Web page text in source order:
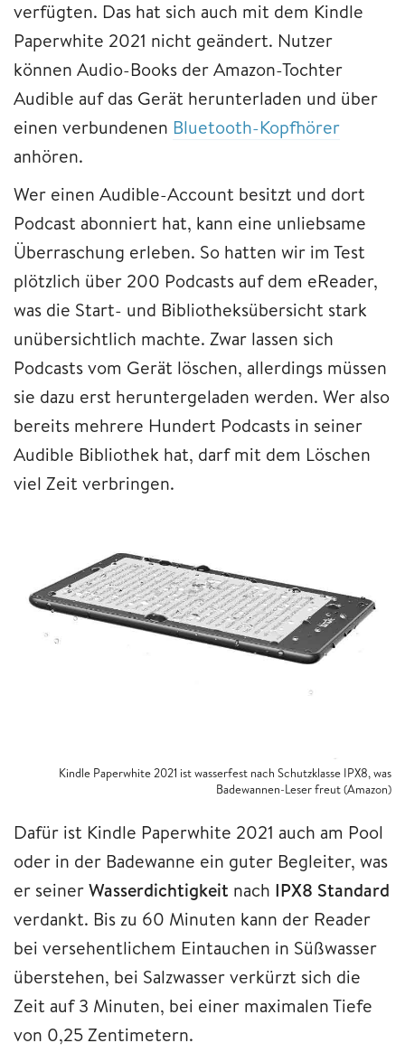
verfügten. Das hat sich auch mit dem Kindle
Paperwhite 2021 nicht geändert. Nutzer
können Audio-Books der Amazon-Tochter
Audible auf das Gerät herunterladen und über
einen verbundenen Bluetooth-Kopfhörer
anhören.
Wer einen Audible-Account besitzt und dort
Podcast abonniert hat, kann eine unliebsame
Überraschung erleben. So hatten wir im Test
plötzlich über 200 Podcasts auf dem eReader,
was die Start- und Bibliotheksübersicht stark
unübersichtlich machte. Zwar lassen sich
Podcasts vom Gerät löschen, allerdings müssen
sie dazu erst heruntergeladen werden. Wer also
bereits mehrere Hundert Podcasts in seiner
Audible Bibliothek hat, darf mit dem Löschen
viel Zeit verbringen.
Kindle Paperwhite 2021 ist wasserfest nach Schutzklasse IPX8, was
Badewannen-Leser freut (Amazon)
Dafür ist Kindle Paperwhite 2021 auch am Pool
oder in der Badewanne ein guter Begleiter, was
er seinerWasserdichtigkeit nach IPX8 Standard
verdankt. Bis zu 60 Minuten kann der Reader
bei versehentlichem Eintauchen in Süßwasser
überstehen, bei Salzwasser verkürzt sich die
Zeit auf 3 Minuten, bei einer maximalen Tiefe
von 0,25 Zentimetern.